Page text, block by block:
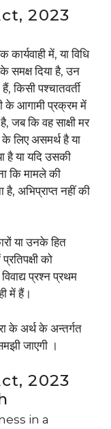
2023
कार्यवाही में, या विधि
समक्ष दिया है, उन
किसी पश्चातवर्ती
के आगामी प्रक्रम में
कि वह साक्षी मर
के लिए असमर्थ है या
है या यदि उसकी
कि मामले की
है, अभिप्राप्त नहीं की
या उनके हित
को
प्रश्न प्रथम
में हैं।
के अर्थ के अन्तर्गत
जाएगी ।
2023
in a